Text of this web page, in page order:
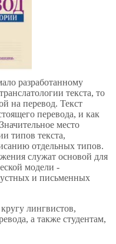
разработанному
текста, то
на перевод. Текст
перевода, и как
место
типов текста,
отдельных типов.
служат основой для
модели -
и письменных
лингвистов,
а также студентам,